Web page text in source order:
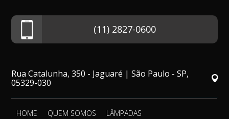
(11) 2827-0600
Rua Catalunha, 350 - Jaguaré | São Paulo - SP,
05329-030
HOME QUEM SOMOS
LÂMPADAS